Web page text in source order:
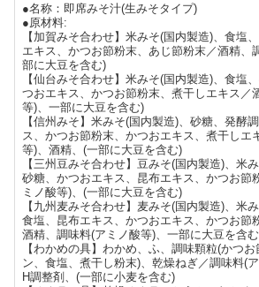
●名称：即席みそ汁(生みそタイプ)
●原材料:
【加賀みそ合わせ】米みそ(国内製造)、食塩
エキス、かつお節粉末、あじ節粉末／酒精、
部に大豆を含む)
【仙台みそ合わせ】米みそ(国内製造)、食塩
つおエキス、かつお節粉末、煮干しエキス／
等)、一部に大豆を含む)
【信州みそ】米みそ(国内製造)、砂糖、発酵
ス、かつお節粉末、かつおエキス、煮干しエ
等)、酒精、(一部に大豆を含む)
【三州豆みそ合わせ】豆みそ(国内製造)、米
砂糖、かつおエキス、昆布エキス、かつお節
ミノ酸等)、(一部に大豆を含む)
【九州麦みそ合わせ】麦みそ(国内製造)、米
食塩、昆布エキス、かつおエキス、かつお節
酒精、調味料(アミノ酸等)、一部に大豆を含
【わかめの具】わかめ、ふ、調味顆粒(かつ
ン、食塩、煮干し粉末)、乾燥ねぎ／調味料(
H調整剤、(一部に小麦を含む)